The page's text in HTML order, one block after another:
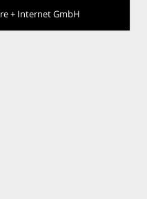
+ Internet GmbH